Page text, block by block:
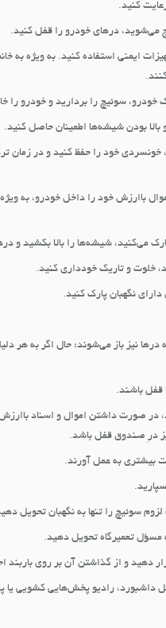
کنید.
می‌شوید، درهای خودرو را قفل کنید.
ایمنی استفاده کنید. به ویژه به
سوئیچ را بردارید و خودرو را
بالا بودن شیشه‌ها اطمینان حاصل کنید.
خونسردی خود را حفظ کنید و در زمان
باارزش خود را داخل خودرو، به
می‌کنید، شیشه‌ها را بالا بکشید و
خلوت و تاریک خودداری کنید.
نگهبان پارک کنید.
نیز باز می‌شوند؛ حال اگر به هر
قفل باشند.
در صورت داشتن اموال و اسناد
درِ صندوق قفل باشد.
بیشتری به عمل آورند.
سوئیچ را تنها به نگهبان تحویل
مسؤل تعمیرگاه تحویل دهید.
دهید و از گذاشتن آن بر روی باربند
داشبورد، رادیو پخش‌هایی کشویی یا